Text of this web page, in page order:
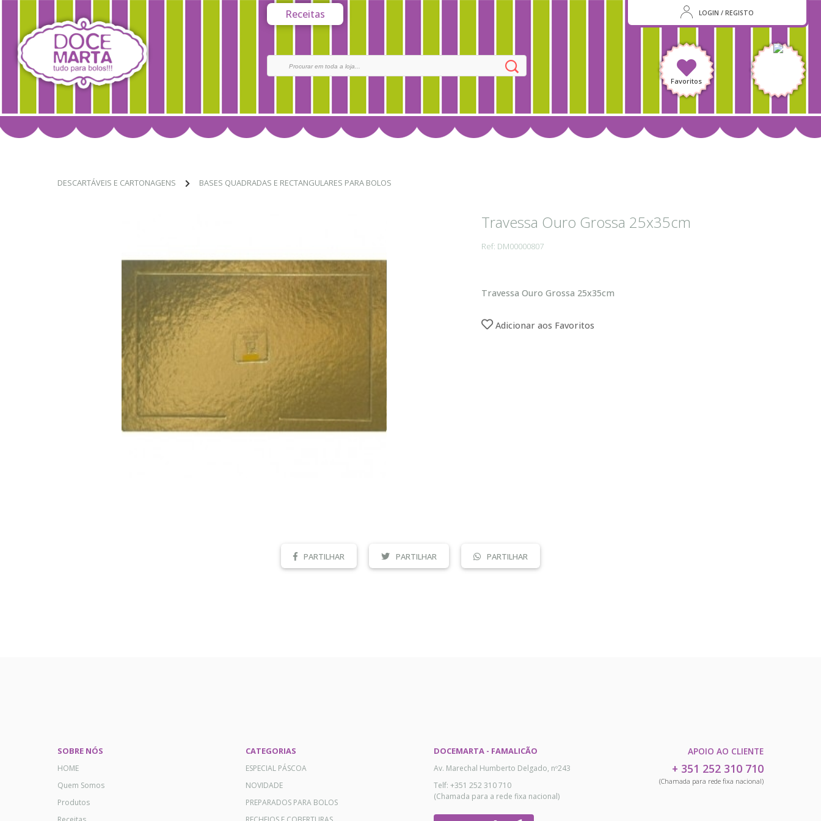
Receitas LOGIN / REGISTO
Favoritos
DESCARTÁVEIS E CARTONAGENS BASES QUADRADAS E RECTANGULARES PARA BOLOS
Travessa Ouro Grossa 25x35cm
Ref: DM00000807
Travessa Ouro Grossa 25x35cm
Adicionar aos Favoritos
PARTILHAR PARTILHAR PARTILHAR
SOBRE NÓS
HOME
Quem Somos
Produtos
CATEGORIAS
ESPECIAL PÁSCOA
NOVIDADE
PREPARADOS PARA BOLOS
DOCEMARTA - FAMALICÃO
Av. Marechal Humberto Delgado, nº243
Telf: +351 252 310 710
(Chamada para a rede fixa nacional)
APOIO AO CLIENTE
+ 351 252 310 710
(Chamada para rede fixa nacional)